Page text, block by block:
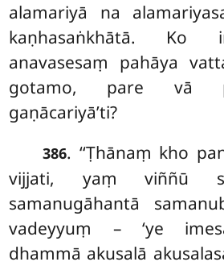
alamariyā na
kaṇhasaṅkhātā. Ko
anavasesaṃ pahāya
gotamo, pare vā
gaṇācariyā’ti?
386. ‘‘Ṭhānaṃ kho
vijjati, yaṃ viññū
samanugāhantā
vadeyyuṃ – ‘ye
dhammā akusalā